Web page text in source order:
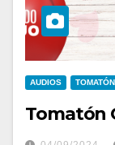
AUDIOS
Tomatón